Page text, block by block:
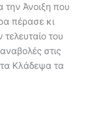
την Άνοιξη που
πέρασε κι
του
στις
Κλάδεψα τα